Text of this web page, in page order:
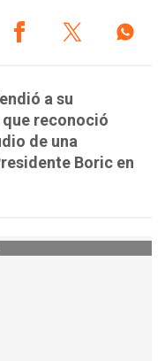
a su
reconoció
de una
Boric en